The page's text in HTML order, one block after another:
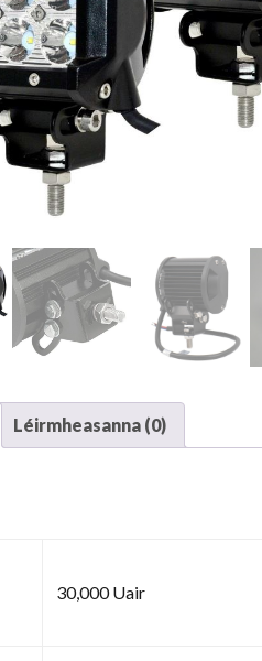
Léirmheasanna (0)
30,000 Uair